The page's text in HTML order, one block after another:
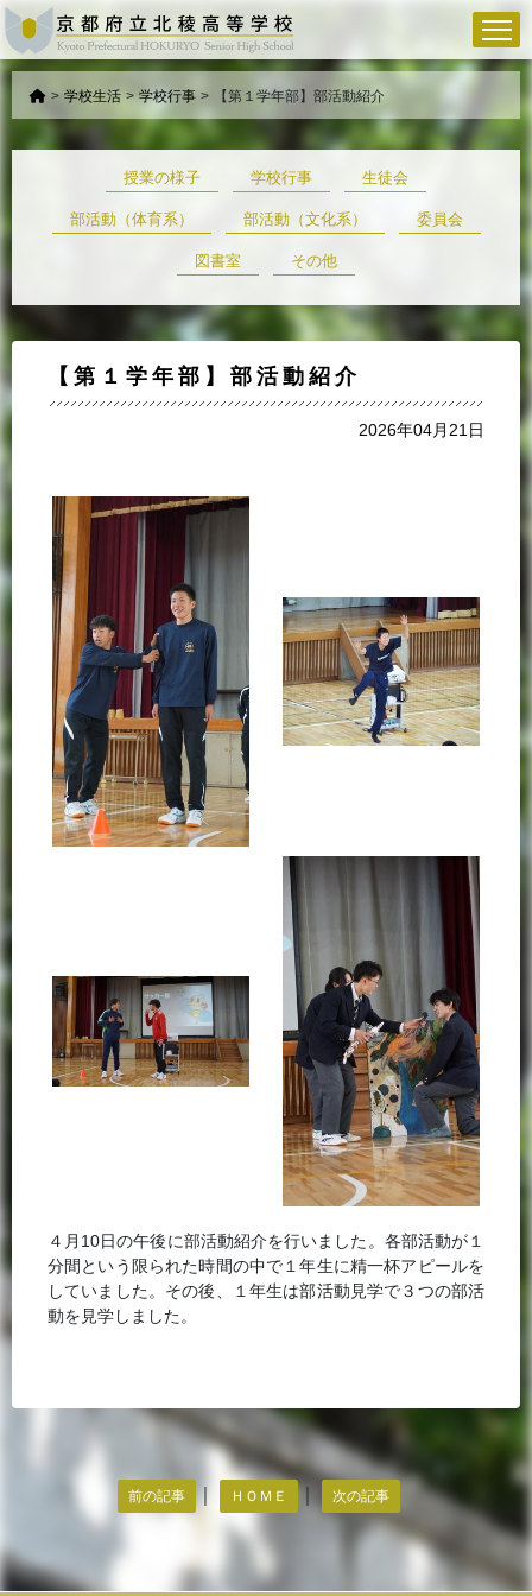
> 学校生活 > 学校行事 > 【第１学年部】部活動紹介
授業の様子 学校行事 生徒会
部活動（体育系） 部活動（文化系） 委員会
図書室 その他
【第１学年部】部活動紹介
2026年04月21日
４月10日の午後に部活動紹介を行いました。各部活動が１
分間という限られた時間の中で１年生に精一杯アピールを
していました。その後、１年生は部活動見学で３つの部活
動を見学しました。
前の記事 ＨＯＭＥ 次の記事